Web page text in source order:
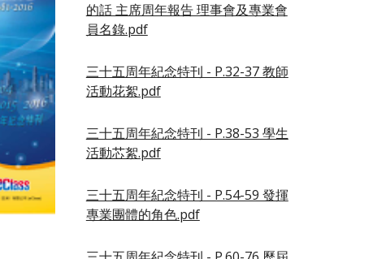
的話 主席周年報告 理事會及專業會
員名錄.pdf
三十五周年紀念特刊 - P.32-37 教師
活動花絮.pdf
三十五周年紀念特刊 - P.38-53 學生
活動芯絮.pdf
三十五周年紀念特刊 - P.54-59 發揮
專業團體的角色.pdf